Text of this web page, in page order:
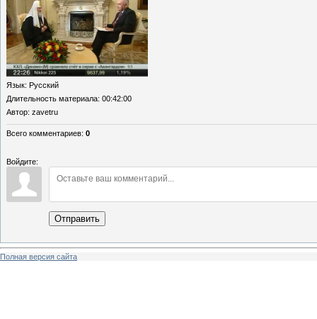
Язык: Русский
Длительность материала: 00:42:00
Автор: zavetru
Всего комментариев: 0
Войдите:
Отправить
Полная версия сайта